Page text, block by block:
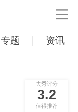

专题 资讯
去秀评分
3.2
值得推荐